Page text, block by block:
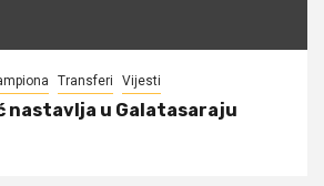
Transferi Vijesti
nastavlja u Galatasaraju